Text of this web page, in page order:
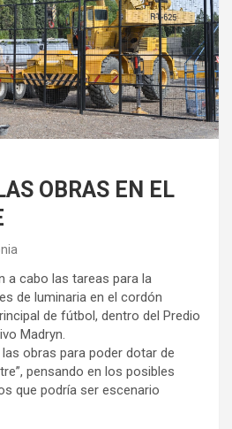
OBRAS EN EL
a cabo las tareas para la
de luminaria en el cordón
de fútbol, dentro del Predio
Madryn.
obras para poder dotar de
pensando en los posibles
que podría ser escenario